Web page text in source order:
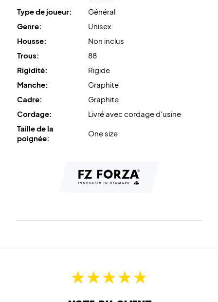
Type de joueur:
Général
Genre:
Unisex
Housse:
Non inclus
Trous:
88
Rigidité:
Rigide
Manche:
Graphite
Cadre:
Graphite
Cordage:
Livré avec cordage d'usine
Taille de la
poignée:
One size